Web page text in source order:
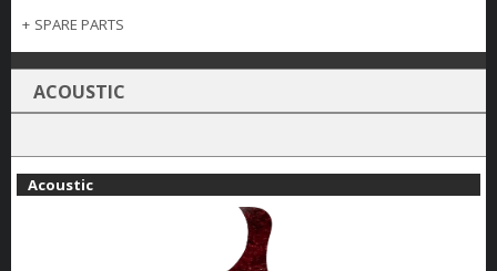
OSS
KONTAKT
+ SPARE PARTS
ACOUSTIC
Acoustic